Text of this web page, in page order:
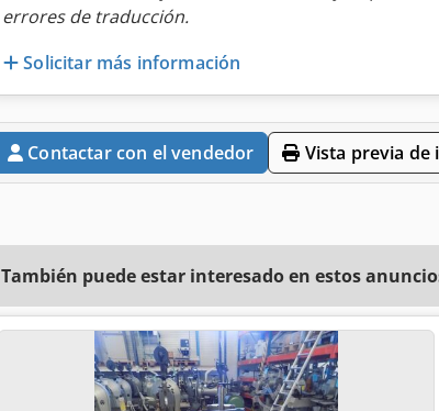
errores de traducción.
Solicitar más información
Contactar con el vendedor Vista previa de
También puede estar interesado en estos